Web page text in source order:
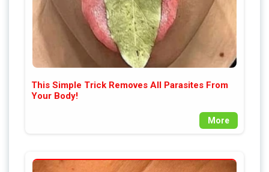
This Simple Trick Removes All Parasites From
Your Body!
More